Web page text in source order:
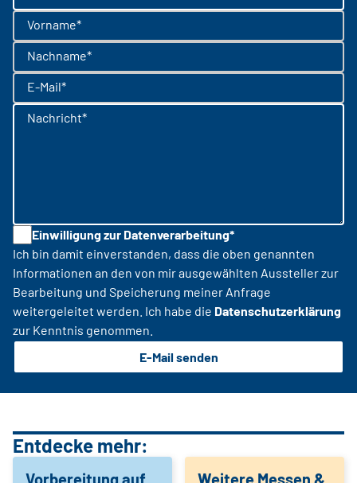
Vorname*
Nachname*
E-Mail*
Nachricht*
Einwilligung zur Datenverarbeitung*
Ich bin damit einverstanden, dass die oben genannten
Informationen an den von mir ausgewählten Aussteller zur
Bearbeitung und Speicherung meiner Anfrage
weitergeleitet werden. Ich habe die Datenschutzerklärung
zur Kenntnis genommen.
E-Mail senden
Entdecke mehr:
Vorbereitung auf Weitere Messen &